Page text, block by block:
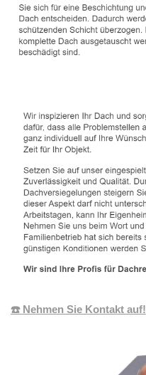
☎️ Nehmen Sie Kontakt auf!